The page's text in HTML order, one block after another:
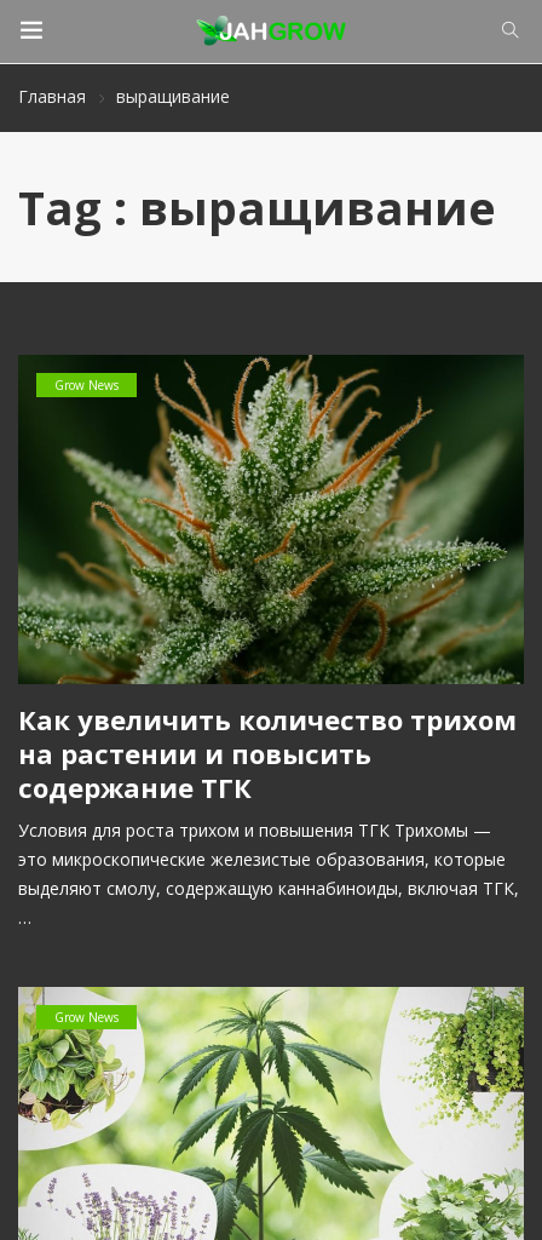
Главная выращивание
Tag : выращивание
Grow News
Как увеличить количество трихом
на растении и повысить
содержание ТГК
Условия для роста трихом и повышения ТГК Трихомы —
это микроскопические железистые образования, которые
выделяют смолу, содержащую каннабиноиды, включая ТГК,
…
Grow News